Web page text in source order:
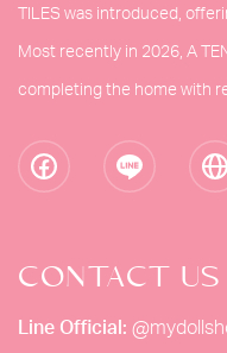
TILES was introduced,
Most recently in 2026, A
completing the home with
CONTACT US
Line Official: